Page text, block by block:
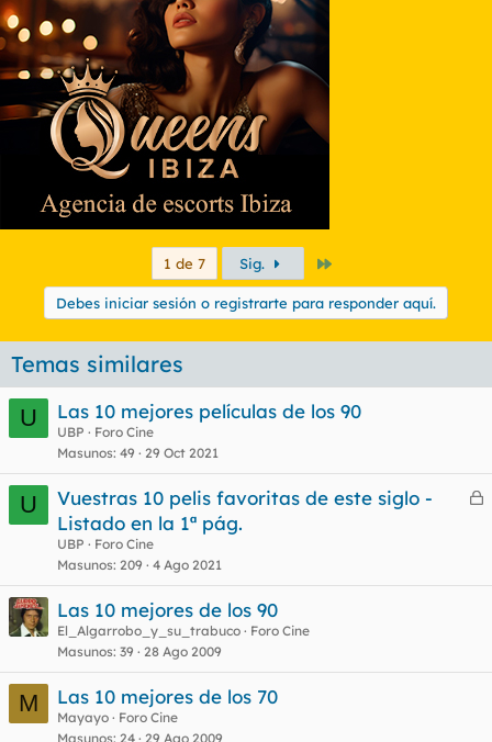
1 de 7 Sig.
Debes iniciar sesión o registrarte para responder aquí.
Temas similares
U
Las 10 mejores películas de los 90
UBP
Foro Cine
Masunos 49 29 Oct 2021
U
C
a
Vuestras 10 pelis favoritas de este siglo -
Listado en la 1ª pág.
UBP
Foro Cine
Masunos 209 4 Ago 2021
Las 10 mejores de los 90
El_Algarrobo_y_su_trabuco
Foro Cine
Masunos 39 28 Ago 2009
M Las 10 mejores de los 70
Mayayo
Foro Cine
Masunos 24 29 Ago 2009